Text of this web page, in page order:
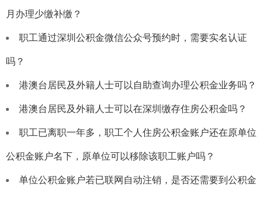
月办理少缴补缴？
职工通过深圳公积金微信公众号预约时，需要实名认证
吗？
港澳台居民及外籍人士可以自助查询办理公积金业务吗？
港澳台居民及外籍人士可以在深圳缴存住房公积金吗？
职工已离职一年多，职工个人住房公积金账户还在原单位
公积金账户名下，原单位可以移除该职工账户吗？
单位公积金账户若已联网自动注销，是否还需要到公积金